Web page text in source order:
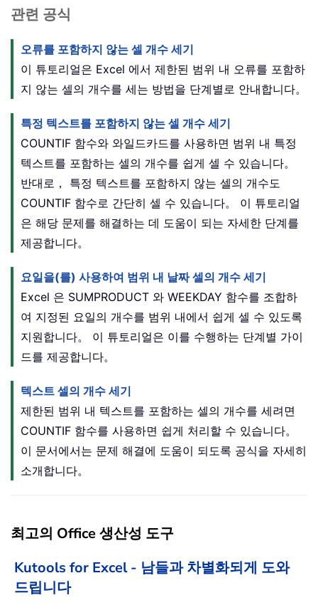
관련 공식
오류를 포함하지 않는 셀 개수 세기
이 튜토리얼은 Excel 에서 제한된 범위 내 오류를 포함하
지 않는 셀의 개수를 세는 방법을 단계별로 안내합니다。
특정 텍스트를 포함하지 않는 셀 개수 세기
COUNTIF 함수와 와일드카드를 사용하면 범위 내 특정
텍스트를 포함하는 셀의 개수를 쉽게 셀 수 있습니다。
반대로， 특정 텍스트를 포함하지 않는 셀의 개수도
COUNTIF 함수로 간단히 셀 수 있습니다。 이 튜토리얼
은 해당 문제를 해결하는 데 도움이 되는 자세한 단계를
제공합니다。
요일을(를) 사용하여 범위 내 날짜 셀의 개수 세기
Excel 은 SUMPRODUCT 와 WEEKDAY 함수를 조합하
여 지정된 요일의 개수를 범위 내에서 쉽게 셀 수 있도록
지원합니다。 이 튜토리얼은 이를 수행하는 단계별 가이
드를 제공합니다。
텍스트 셀의 개수 세기
제한된 범위 내 텍스트를 포함하는 셀의 개수를 세려면
COUNTIF 함수를 사용하면 쉽게 처리할 수 있습니다。
이 문서에서는 문제 해결에 도움이 되도록 공식을 자세히
소개합니다。
최고의 Office 생산성 도구
Kutools for Excel - 남들과 차별화되게 도와
드립니다